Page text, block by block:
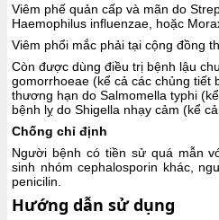
Viêm phế quản cấp và mãn do
Haemophilus influenzae, hoặc
Viêm phổi mắc phải tại cộng đồng
Còn được dùng điều trị bệnh lậu
gomorrhoeae (kể cả các chủng tiết
thương hạn do Salmomella typhi
bệnh lỵ do Shigella nhạy cảm (kể
Chống chỉ định
Người bệnh có tiền sử quá mẫn
sinh nhóm cephalosporin khác,
penicilin.
Hướng dẫn sử dụng